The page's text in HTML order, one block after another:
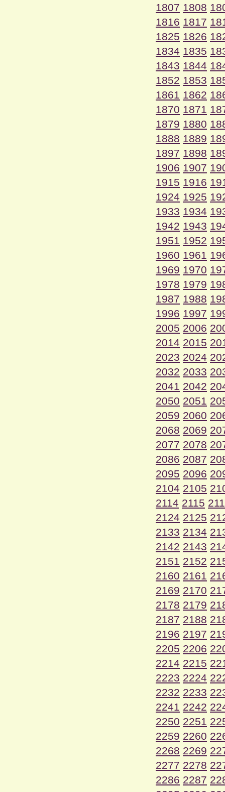
1807 1808
1816 1817
1825 1826
1834 1835
1843 1844
1852 1853
1861 1862
1870 1871
1879 1880
1888 1889
1897 1898
1906 1907
1915 1916
1924 1925
1933 1934
1942 1943
1951 1952
1960 1961
1969 1970
1978 1979
1987 1988
1996 1997
2005 2006
2014 2015
2023 2024
2032 2033
2041 2042
2050 2051
2059 2060
2068 2069
2077 2078
2086 2087
2095 2096
2104 2105
2114 2115
2124 2125
2133 2134
2142 2143
2151 2152
2160 2161
2169 2170
2178 2179
2187 2188
2196 2197
2205 2206
2214 2215
2223 2224
2232 2233
2241 2242
2250 2251
2259 2260
2268 2269
2277 2278
2286 2287